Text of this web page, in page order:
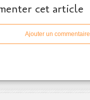
cet article
Ajouter un commentaire